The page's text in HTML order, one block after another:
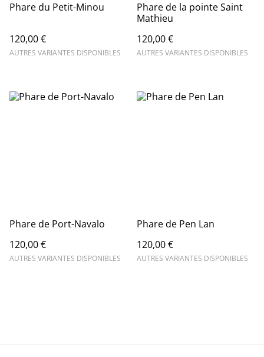
Phare du Petit-Minou
120,00 €
AUTRES VARIANTES DISPONIBLES
Phare de la pointe Saint
Mathieu
120,00 €
AUTRES VARIANTES DISPONIBLES
Phare de Port-Navalo
120,00 €
AUTRES VARIANTES DISPONIBLES
Phare de Pen Lan
120,00 €
AUTRES VARIANTES DISPONIBLES